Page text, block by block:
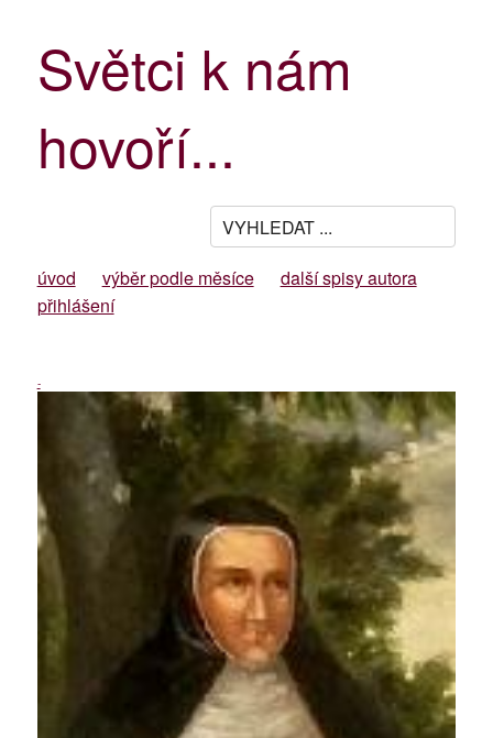
Světci k nám
hovoří...
úvod výběr podle měsíce
další spisy autora
přihlášení
-